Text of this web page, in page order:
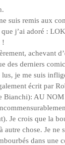
suis remis aux
j’ai adoré :
!
achevant
des derniers
lus, je me suis
écrit par
Bianchi): AU NOM
Je crois que la
autre chose. Je ne
dans une